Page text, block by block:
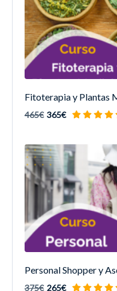
Fitoterapia y Plantas
465€ 365€
Personal Shopper y
375€ 265€